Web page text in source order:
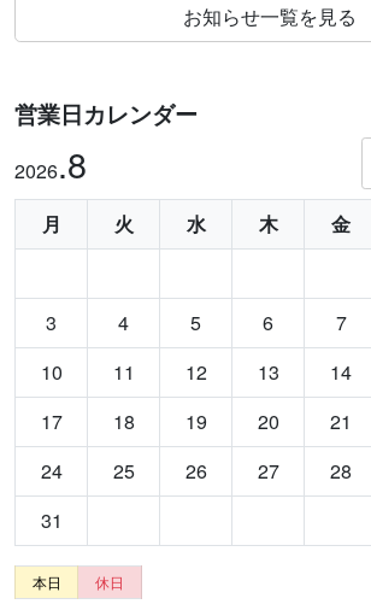
お知らせ一覧を見る
営業日カレンダー
2026.8
月 火 水 木 金
3
4 5 6 7
10
11 12 13 14
17
18 19 20 21
24
25 26 27 28
31
本日 休日